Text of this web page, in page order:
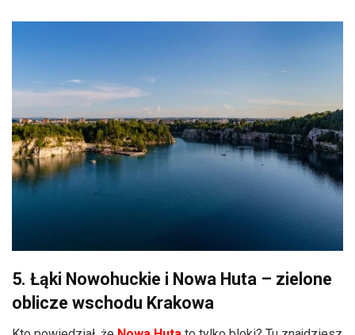
5. Łąki Nowohuckie i Nowa Huta – zielone
oblicze wschodu Krakowa